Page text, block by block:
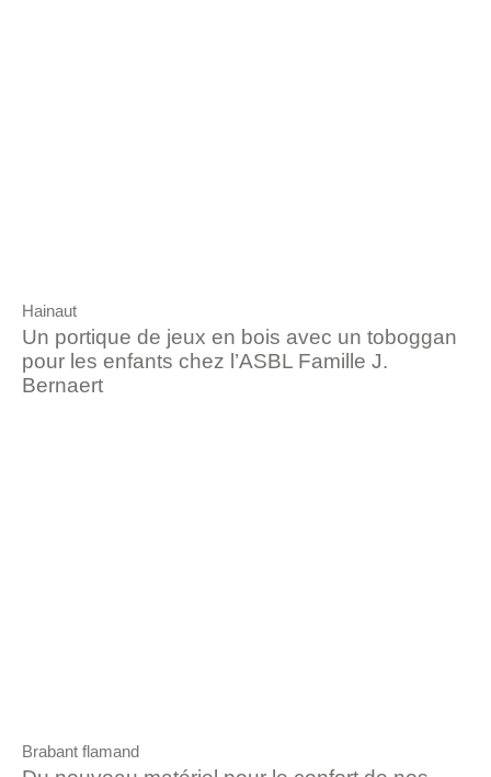
Hainaut
Un portique de jeux en bois avec un toboggan
pour les enfants chez l’ASBL Famille J.
Bernaert
Brabant flamand